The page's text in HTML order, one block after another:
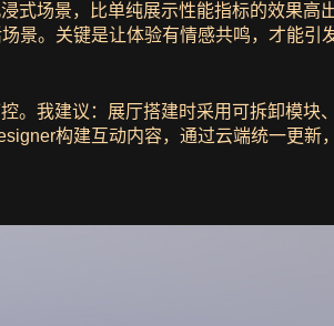
式场景，比单纯展示性能指标的效果高
景。关键是让体验有情感共鸣，才能引
。我建议：展厅搭建时采用可拆卸模块
构建互动内容，通过云端统一更新